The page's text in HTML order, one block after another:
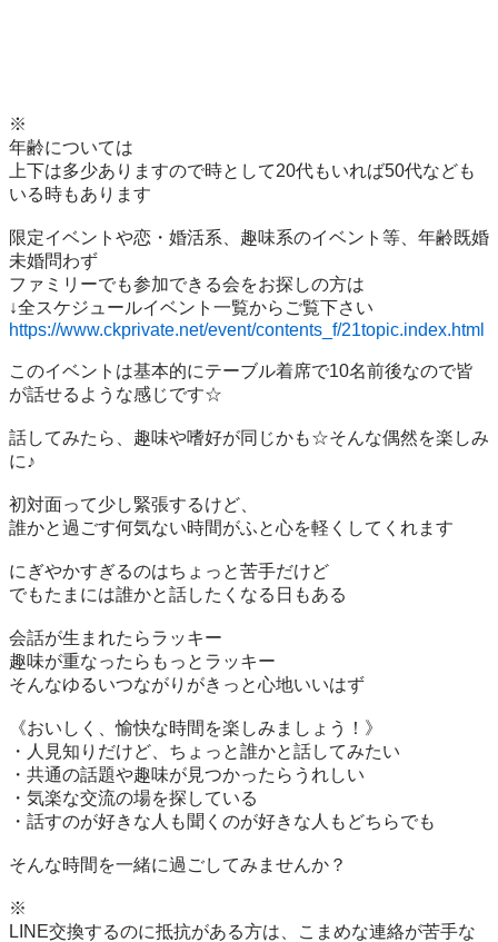
※
年齢については
上下は多少ありますので時として20代もいれば50代なども
いる時もあります
限定イベントや恋・婚活系、趣味系のイベント等、年齢既婚
未婚問わず
ファミリーでも参加できる会をお探しの方は
https://www.ckprivate.net/event/contents_f/21topic.index.html
このイベントは基本的にテーブル着席で10名前後なので皆
が話せるような感じです☆
話してみたら、趣味や嗜好が同じかも☆そんな偶然を楽しみ
に♪
初対面って少し緊張するけど、
誰かと過ごす何気ない時間がふと心を軽くしてくれます
にぎやかすぎるのはちょっと苦手だけど
でもたまには誰かと話したくなる日もある
会話が生まれたらラッキー
趣味が重なったらもっとラッキー
そんなゆるいつながりがきっと心地いいはず
《おいしく、愉快な時間を楽しみましょう！》
・人見知りだけど、ちょっと誰かと話してみたい
・共通の話題や趣味が見つかったらうれしい
・気楽な交流の場を探している
・話すのが好きな人も聞くのが好きな人もどちらでも
そんな時間を一緒に過ごしてみませんか？
※
LINE交換するのに抵抗がある方は、こまめな連絡が苦手な